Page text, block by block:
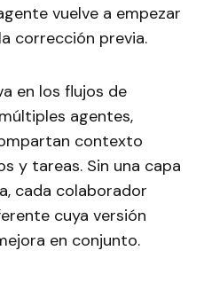
vuelve a empezar
corrección previa.
en los flujos de
agentes,
contexto
y tareas. Sin una capa
cada colaborador
cuya versión
en conjunto.